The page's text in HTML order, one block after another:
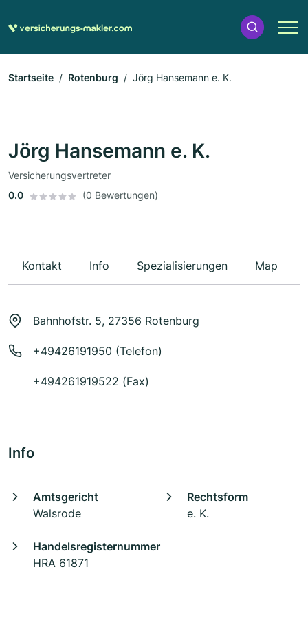
Startseite Rotenburg Jörg Hansemann e. K.
Jörg Hansemann e. K.
Versicherungsvertreter
0.0
(0 Bewertungen)
Kontakt Info Spezialisierungen Map
Bahnhofstr. 5, 27356 Rotenburg
+49426191950 (Telefon)
+494261919522 (Fax)
Info
Amtsgericht
Walsrode
Rechtsform
e. K.
Handelsregisternummer
HRA 61871